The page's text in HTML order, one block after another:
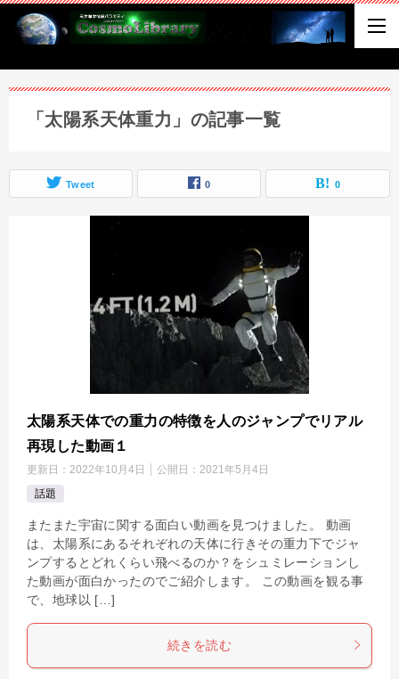
「太陽系天体重力」の記事一覧
Tweet 0 0
太陽系天体での重力の特徴を人のジャンプでリアル
再現した動画１
更新日： 2022年10月4日 公開日： 2021年5月4日
話題
またまた宇宙に関する面白い動画を見つけました。 動画
は、太陽系にあるそれぞれの天体に行きその重力下でジャ
ンプするとどれくらい飛べるのか？をシュミレーションし
た動画が面白かったのでご紹介します。 この動画を観る事
で、地球以 […]
続きを読む